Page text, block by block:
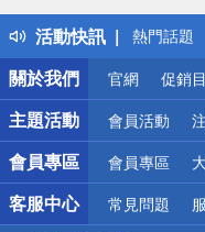
活動快訊
得獎公告
熱門話題
銀行優惠
偏遠地區
詐騙網頁
關於我們
官網 促銷
主題活動 會員活動
會員專區 會員專區
客服中心 常見問題